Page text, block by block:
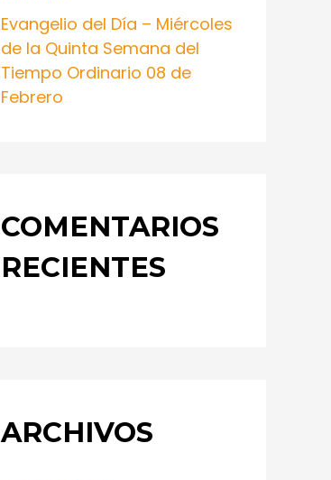
Evangelio del Día – Miércoles
de la Quinta Semana del
Tiempo Ordinario 08 de
Febrero
COMENTARIOS
RECIENTES
ARCHIVOS